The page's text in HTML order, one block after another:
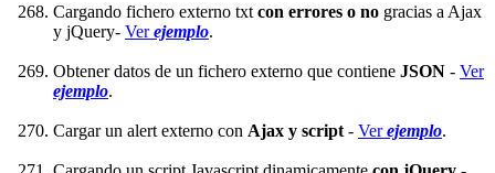
Cargando fichero externo txt con errores o no gracias a Ajax
y jQuery- Verejemplo.
Obtener datos de un fichero externo que contiene JSON - Ver
ejemplo.
Cargar un alert externo con Ajax y script - Verejemplo.